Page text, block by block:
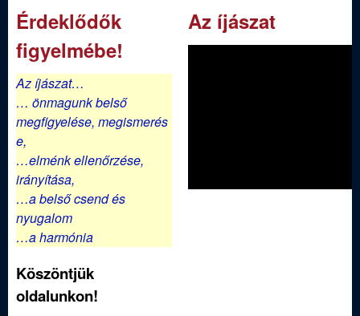
l
a
k
Érdeklődők
figyelmébe!
Az íjászat…
… önmagunk belső
megfigyelése, megismerés
e,
…elménk ellenőrzése,
irányítása,
…a belső csend és
nyugalom
…a harmónia
Köszöntjük
oldalunkon!
Az íjászat